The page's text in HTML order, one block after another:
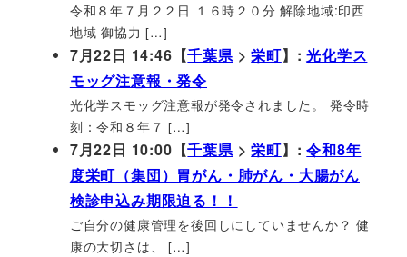
令和８年７月２２日 １６時２０分 解除地域:印西
地域 御協力 […]
7月22日 14:46【千葉県>栄町】:光化学ス
モッグ注意報・発令
光化学スモッグ注意報が発令されました。 発令時
刻：令和８年７ […]
7月22日 10:00【千葉県>栄町】:令和8年
度栄町（集団）胃がん・肺がん・大腸がん
検診申込み期限迫る！！
ご自分の健康管理を後回しにしていませんか？ 健
康の大切さは、 […]